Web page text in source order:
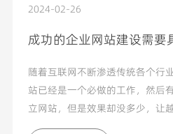
2024-02-26
成功的企业网站建设需要
随着互联网不断渗透传统各个行
站已经是一个必做的工作，然后
立网站，但是效果却没多少，让
失去了应有的耐心，那么企业建